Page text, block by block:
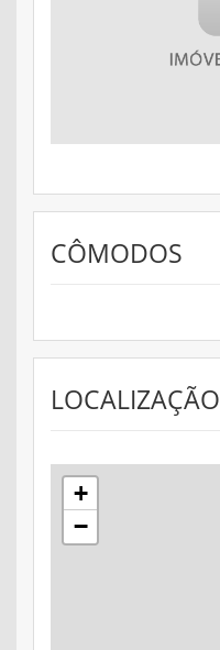
CÔMODOS
LOCALIZAÇÃO
+
−